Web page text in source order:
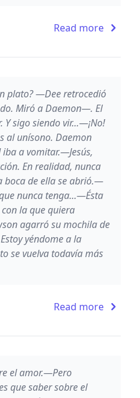
Read more
plato? —Dee retrocedió
Miró a Daemon—. El
sigo siendo vir...—¡No!
al unísono. Daemon
a vomitar.—Jesús,
En realidad, nunca
boca de ella se abrió.—
nunca tenga...—Ésta
la que quiera
agarró su mochila de
yéndome a la
se vuelva todavía más
Read more
el amor.—Pero
que saber sobre el